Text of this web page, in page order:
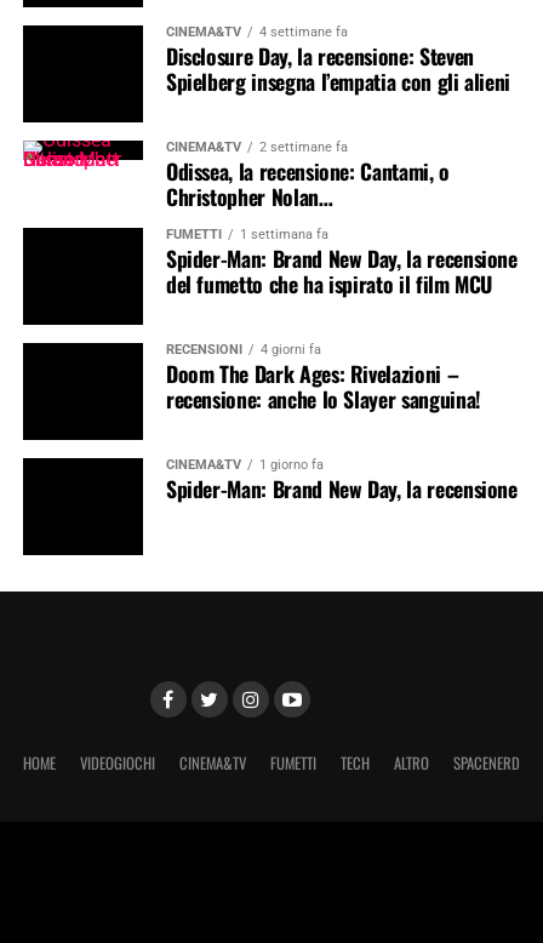
CINEMA&TV 4 settimane fa
Disclosure Day, la recensione: Steven
Spielberg insegna l’empatia con gli alieni
CINEMA&TV 2 settimane fa
Odissea, la recensione: Cantami, o
Christopher Nolan…
FUMETTI 1 settimana fa
Spider-Man: Brand New Day, la recensione
del fumetto che ha ispirato il film MCU
RECENSIONI 4 giorni fa
Doom The Dark Ages: Rivelazioni –
recensione: anche lo Slayer sanguina!
CINEMA&TV 1 giorno fa
Spider-Man: Brand New Day, la recensione
HOME VIDEOGIOCHI CINEMA&TV FUMETTI TECH ALTRO SPACENERD